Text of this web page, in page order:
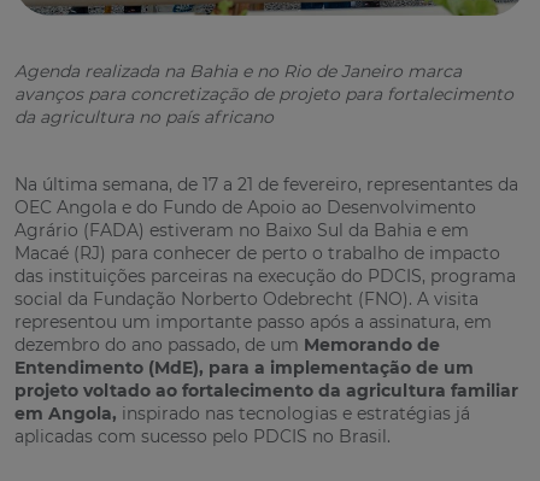
Agenda realizada na Bahia e no Rio de Janeiro marca
avanços para concretização de projeto para fortalecimento
da agricultura no país africano
Na última semana, de 17 a 21 de fevereiro, representantes da
OEC Angola e do Fundo de Apoio ao Desenvolvimento
Agrário (FADA) estiveram no Baixo Sul da Bahia e em
Macaé (RJ) para conhecer de perto o trabalho de impacto
das instituições parceiras na execução do PDCIS, programa
social da Fundação Norberto Odebrecht (FNO). A visita
representou um importante passo após a assinatura, em
dezembro do ano passado, de um Memorando de
Entendimento (MdE), para a implementação de um
projeto voltado ao fortalecimento da agricultura familiar
em Angola, inspirado nas tecnologias e estratégias já
aplicadas com sucesso pelo PDCIS no Brasil.